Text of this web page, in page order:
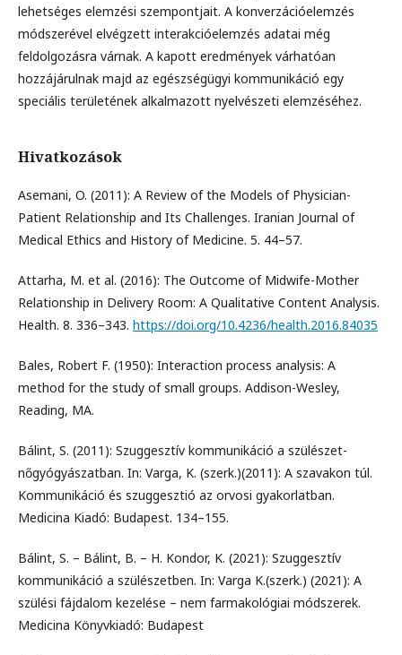
lehetséges elemzési szempontjait. A konverzációelemzés
módszerével elvégzett interakcióelemzés adatai még
feldolgozásra várnak. A kapott eredmények várhatóan
hozzájárulnak majd az egészségügyi kommunikáció egy
speciális területének alkalmazott nyelvészeti elemzéséhez.
Hivatkozások
Asemani, O. (2011): A Review of the Models of Physician-
Patient Relationship and Its Challenges. Iranian Journal of
Medical Ethics and History of Medicine. 5. 44–57.
Attarha, M. et al. (2016): The Outcome of Midwife-Mother
Relationship in Delivery Room: A Qualitative Content Analysis.
Health. 8. 336–343. https://doi.org/10.4236/health.2016.84035
Bales, Robert F. (1950): Interaction process analysis: A
method for the study of small groups. Addison-Wesley,
Reading, MA.
Bálint, S. (2011): Szuggesztív kommunikáció a szülészet-
nőgyógyászatban. In: Varga, K. (szerk.)(2011): A szavakon túl.
Kommunikáció és szuggesztió az orvosi gyakorlatban.
Medicina Kiadó: Budapest. 134–155.
Bálint, S. – Bálint, B. – H. Kondor, K. (2021): Szuggesztív
kommunikáció a szülészetben. In: Varga K.(szerk.) (2021): A
szülési fájdalom kezelése – nem farmakológiai módszerek.
Medicina Könyvkiadó: Budapest